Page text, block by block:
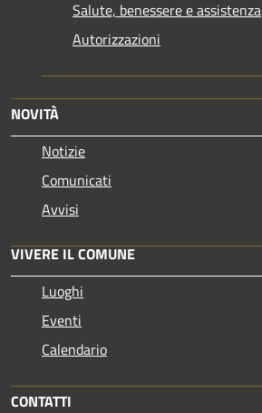
Salute, benessere e assistenza
Autorizzazioni
NOVITÀ
Notizie
Comunicati
Avvisi
VIVERE IL COMUNE
Luoghi
Eventi
Calendario
CONTATTI